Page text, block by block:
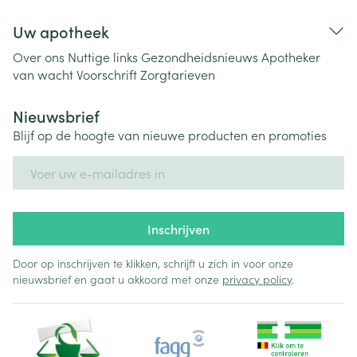
Uw apotheek
Over ons Nuttige links Gezondheidsnieuws Apotheker
van wachtVoorschriftZorgtarieven
Nieuwsbrief
Blijf op de hoogte van nieuwe producten en promoties
Inschrijven
Door op inschrijven te klikken, schrijft u zich in voor onze
nieuwsbrief en gaat u akkoord met onze privacy policy.